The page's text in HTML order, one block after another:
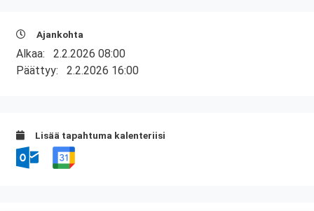
Ajankohta
Alkaa: 2.2.2026 08:00
Päättyy: 2.2.2026 16:00
Lisää tapahtuma kalenteriisi